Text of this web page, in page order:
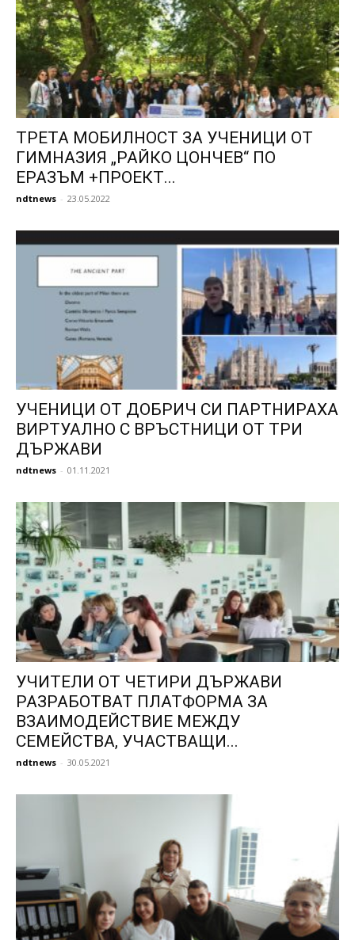
ТРЕТА МОБИЛНОСТ ЗА УЧЕНИЦИ ОТ
ГИМНАЗИЯ „РАЙКО ЦОНЧЕВ“ ПО
ЕРАЗЪМ +ПРОЕКТ...
ndtnews - 23.05.2022
УЧЕНИЦИ ОТ ДОБРИЧ СИ ПАРТНИРАХА
ВИРТУАЛНО С ВРЪСТНИЦИ ОТ ТРИ
ДЪРЖАВИ
ndtnews - 01.11.2021
УЧИТЕЛИ ОТ ЧЕТИРИ ДЪРЖАВИ
РАЗРАБОТВАТ ПЛАТФОРМА ЗА
ВЗАИМОДЕЙСТВИЕ МЕЖДУ
СЕМЕЙСТВА, УЧАСТВАЩИ...
ndtnews - 30.05.2021